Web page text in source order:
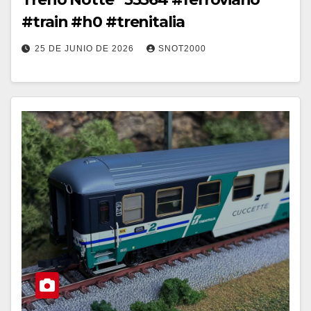
#train #h0 #trenitalia
25 DE JUNIO DE 2026 SNOT2000